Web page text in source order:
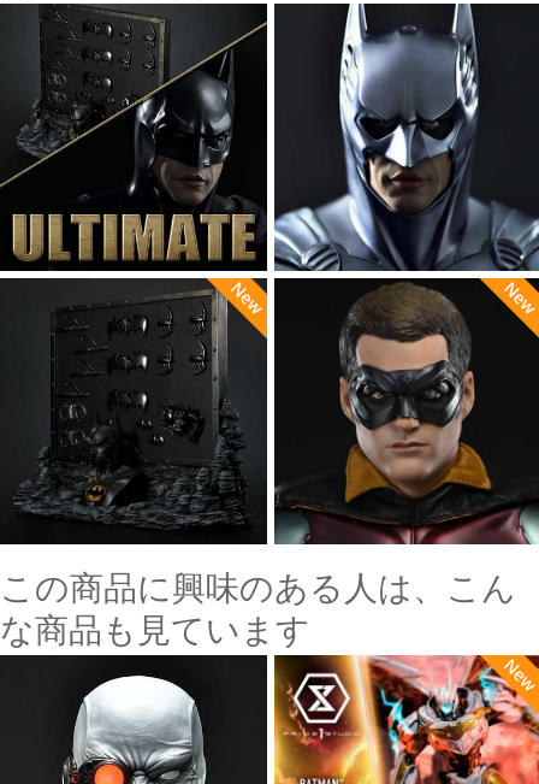
この商品に興味のある人は、こん
な商品も見ています